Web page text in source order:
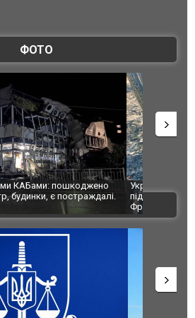
ФОТО
врятували козуленя
масштабної лісової пожежі у
СБУ за
Болгарії
ВІДЕО